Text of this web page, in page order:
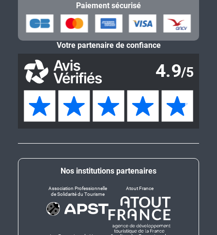
Nos institutions partenaires
Association Professionnelle
de Solidarité du Tourisme
Atout France
Paiement sécurisé
Votre partenaire de confiance